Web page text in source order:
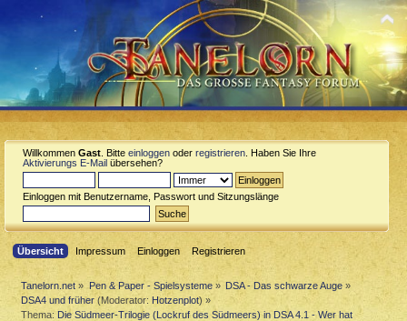
Willkommen Gast . Bitte einloggen oder registrieren . Haben Sie Ihre
Aktivierungs E-Mail übersehen?
Einloggen mit Benutzername, Passwort und Sitzungslänge
Übersicht Impressum Einloggen Registrieren
Tanelorn.net » Pen & Paper - Spielsysteme» DSA - Das schwarze Auge »
DSA4 und früher(Moderator:Hotzenplot) »
Thema:Die Südmeer-Trilogie (Lockruf des Südmeers) in DSA 4.1 - Wer hat